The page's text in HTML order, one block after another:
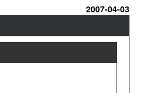
2007-04-03